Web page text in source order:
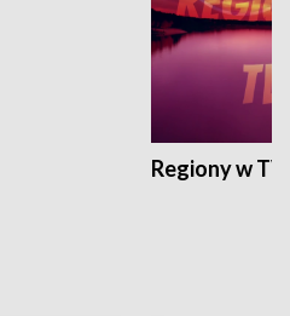
Regiony w